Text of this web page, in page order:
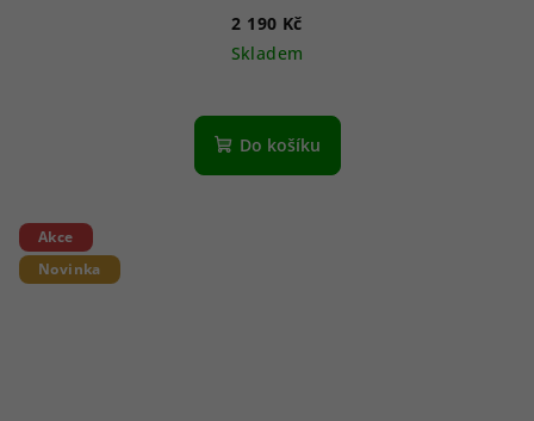
2 190 Kč
Skladem
Do košíku
Akce
Novinka